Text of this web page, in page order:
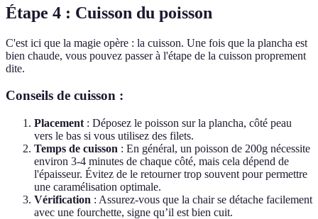
Étape 4 : Cuisson du poisson
C'est ici que la magie opère : la cuisson. Une fois que la plancha est
bien chaude, vous pouvez passer à l'étape de la cuisson proprement
dite.
Conseils de cuisson :
Placement : Déposez le poisson sur la plancha, côté peau
vers le bas si vous utilisez des filets.
Temps de cuisson : En général, un poisson de 200g nécessite
environ 3-4 minutes de chaque côté, mais cela dépend de
l'épaisseur. Évitez de le retourner trop souvent pour permettre
une caramélisation optimale.
Vérification : Assurez-vous que la chair se détache facilement
avec une fourchette, signe qu’il est bien cuit.